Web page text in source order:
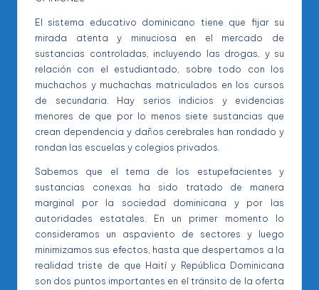
El sistema educativo dominicano tiene que fijar su
mirada atenta y minuciosa en el mercado de
sustancias controladas, incluyendo las drogas, y su
relación con el estudiantado, sobre todo con los
muchachos y muchachas matriculados en los cursos
de secundaria. Hay serios indicios y evidencias
menores de que por lo menos siete sustancias que
crean dependencia y daños cerebrales han rondado y
rondan las escuelas y colegios privados.
Sabemos que el tema de los estupefacientes y
sustancias conexas ha sido tratado de manera
marginal por la sociedad dominicana y por las
autoridades estatales. En un primer momento lo
consideramos un aspaviento de sectores y luego
minimizamos sus efectos, hasta que despertamos a la
realidad triste de que Haití y República Dominicana
son dos puntos importantes en el tránsito de la oferta